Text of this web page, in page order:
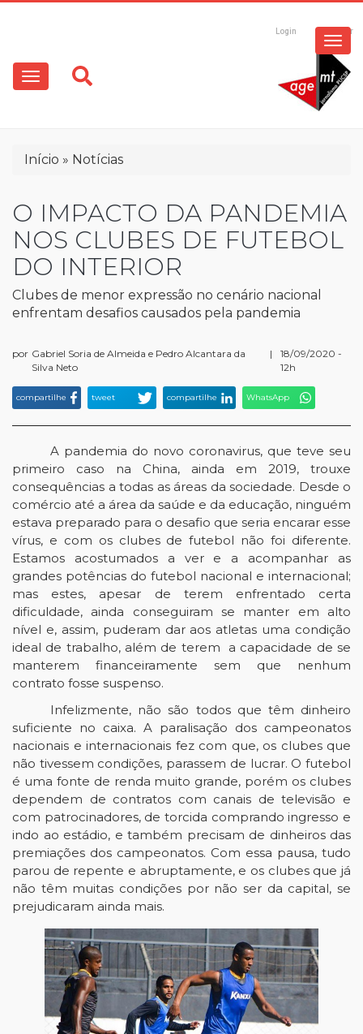
conteúdo
principal
Login Registrar
Main
navigation
Trilha
navegação
Início Notícias
O IMPACTO DA PANDEMIA
NOS CLUBES DE FUTEBOL
DO INTERIOR
Clubes de menor expressão no cenário nacional
enfrentam desafios causados pela pandemia
por Gabriel Soria de Almeida e Pedro Alcantara da
Silva Neto
|
18/09/2020 -
12h
compartilhe tweet compartilhe WhatsApp
A pandemia do novo coronavirus, que teve seu
primeiro caso na China, ainda em 2019, trouxe
consequências a todas as áreas da sociedade. Desde o
comércio até a área da saúde e da educação, ninguém
estava preparado para o desafio que seria encarar esse
vírus, e com os clubes de futebol não foi diferente.
Estamos acostumados a ver e a acompanhar as
grandes potências do futebol nacional e internacional;
mas estes, apesar de terem enfrentado certa
dificuldade, ainda conseguiram se manter em alto
nível e, assim, puderam dar aos atletas uma condição
ideal de trabalho, além de terem a capacidade de se
manterem financeiramente sem que nenhum
contrato fosse suspenso.
Infelizmente, não são todos que têm dinheiro
suficiente no caixa. A paralisação dos campeonatos
nacionais e internacionais fez com que, os clubes que
não tivessem condições, parassem de lucrar. O futebol
é uma fonte de renda muito grande, porém os clubes
dependem de contratos com canais de televisão e
com patrocinadores, de torcida comprando ingresso e
indo ao estádio, e também precisam de dinheiros das
premiações dos campeonatos. Com essa pausa, tudo
parou de repente e abruptamente, e os clubes que já
não têm muitas condições por não ser da capital, se
prejudicaram ainda mais.